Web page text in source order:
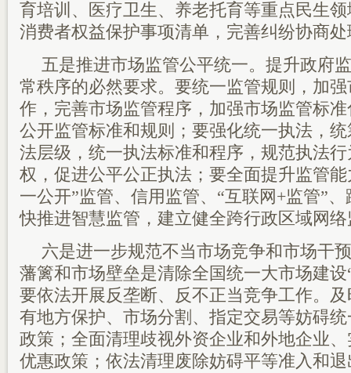
育培训、医疗卫生、养老托育等重点民生
消费者权益保护事项清单，完善纠纷协商
五是推进市场监管公平统一。提升政府
常秩序的必然要求。要统一监管规则，加
作，完善市场监管程序，加强市场监管标
公开监管标准和规则；要强化统一执法，
法层级，统一执法标准和程序，规范执法
权，促进公平公正执法；要全面提升监管
一公开”监管、信用监管、“互联网+监管”
快推进智慧监管，建立健全跨行政区域网
六是进一步规范不当市场竞争和市场干
藩篱和市场壁垒是清除全国统一大市场建
要依法开展反垄断、反不正当竞争工作。
有地方保护、市场分割、指定交易等妨碍
政策；全面清理歧视外资企业和外地企业
优惠政策；依法清理废除妨碍平等准入和